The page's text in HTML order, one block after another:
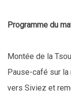
Programme du
Montée de la
Pause-café sur la
vers Siviez et